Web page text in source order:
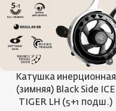
Катушка инерционная
(зимняя) Black Side ICE
TIGER LH (5+1 подш.)